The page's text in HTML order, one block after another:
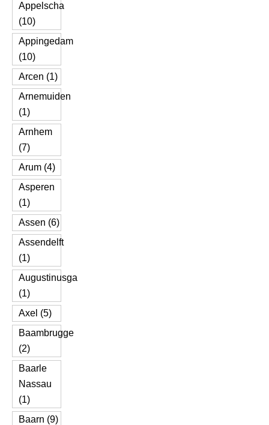
Appelscha
(10)
Appingedam
(10)
Arcen (1)
Arnemuiden
(1)
Arnhem
(7)
Arum (4)
Asperen
(1)
Assen (6)
Assendelft
(1)
Augustinusga
(1)
Axel (5)
Baambrugge
(2)
Baarle
Nassau
(1)
Baarn (9)